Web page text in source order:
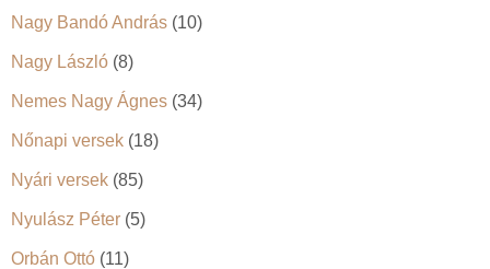
Nagy Bandó András (10)
Nagy László (8)
Nemes Nagy Ágnes (34)
Nőnapi versek (18)
Nyári versek (85)
Nyulász Péter (5)
Orbán Ottó (11)